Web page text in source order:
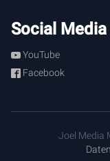
Social Media
YouTube
Facebook
Joel Media